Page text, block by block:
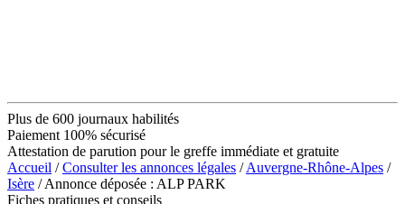
Plus de 600 journaux habilités
Paiement 100% sécurisé
Attestation de parution pour le greffe immédiate et gratuite
Accueil /Consulter les annonces légales /Auvergne-Rhône-Alpes /
Isère / Annonce déposée : ALP PARK
Fiches pratiques et conseils